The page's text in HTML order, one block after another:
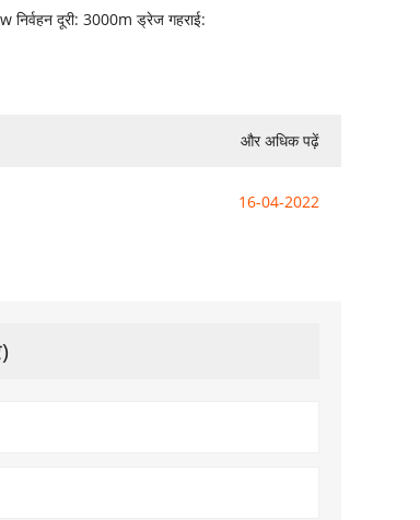
दूरी: 3000m ड्रेज गहराई:
और अधिक पढ़ें
16-04-2022